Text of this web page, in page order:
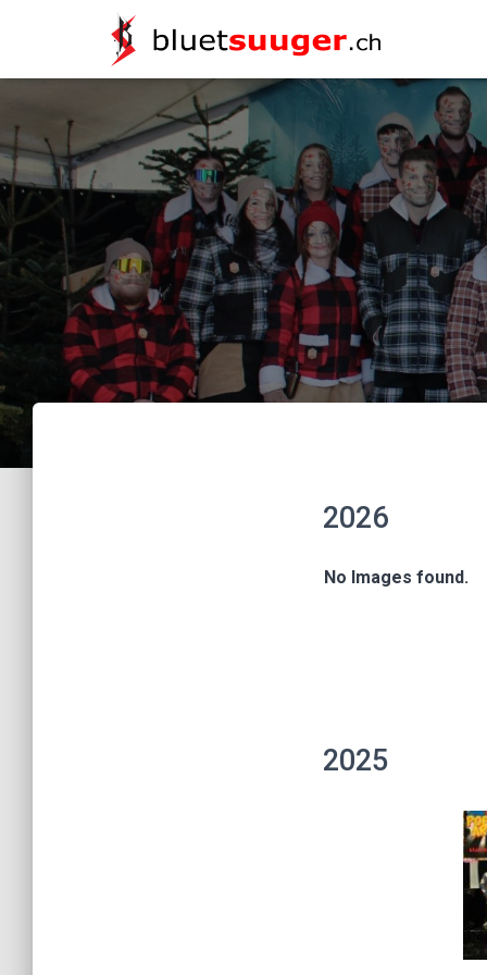
2026
No Images found.
2025